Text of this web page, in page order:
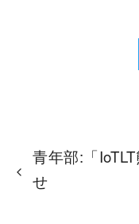
青年部:「
せ